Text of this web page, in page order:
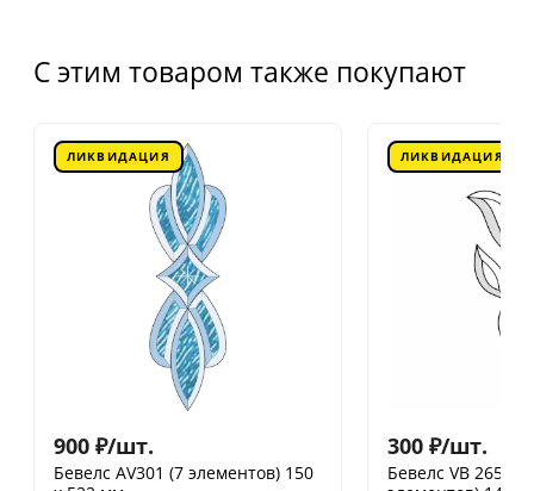
С этим товаром также покупают
ЛИКВИДАЦИЯ
900 ₽/шт.
Бевелс AV301 (7 элементов) 150
ЛИКВИДАЦИЯ
300 ₽/шт.
Бевелс VB 265.2 /